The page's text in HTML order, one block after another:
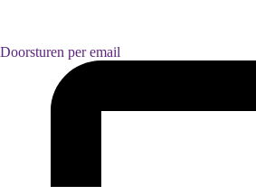
Doorsturen per email